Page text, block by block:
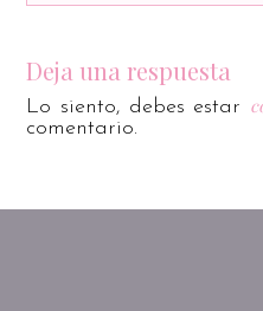
Deja una respuesta
Lo siento, debes estar
comentario.